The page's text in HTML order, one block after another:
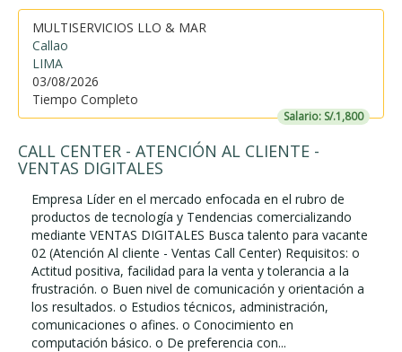
MULTISERVICIOS LLO & MAR
Callao
LIMA
03/08/2026
Tiempo Completo
Salario: S/.1,800
CALL CENTER - ATENCIÓN AL CLIENTE -
VENTAS DIGITALES
Empresa Líder en el mercado enfocada en el rubro de
productos de tecnología y Tendencias comercializando
mediante VENTAS DIGITALES Busca talento para vacante
02 (Atención Al cliente - Ventas Call Center) Requisitos: o
Actitud positiva, facilidad para la venta y tolerancia a la
frustración. o Buen nivel de comunicación y orientación a
los resultados. o Estudios técnicos, administración,
comunicaciones o afines. o Conocimiento en
computación básico. o De preferencia con...